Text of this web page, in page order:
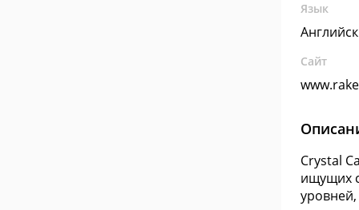
Язык
Сайт
Crystal
ищущих